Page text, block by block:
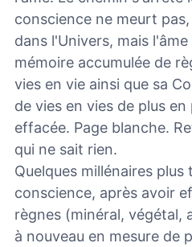
conscience ne meurt
dans l'Univers, mais
mémoire accumulée de
vies en vie ainsi que sa
de vies en vies de plus
effacée. Page blanche.
qui ne sait rien.
Quelques millénaires plus
conscience, après avoir
règnes (minéral, végétal,
à nouveau en mesure de